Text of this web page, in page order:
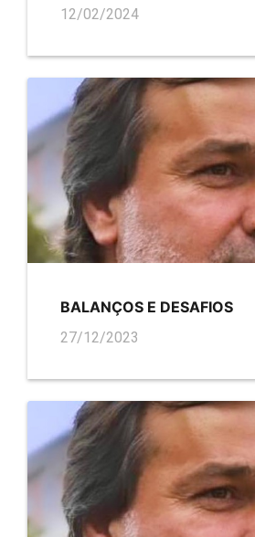
12/02/2024
BALANÇOS E DESAFIOS
27/12/2023